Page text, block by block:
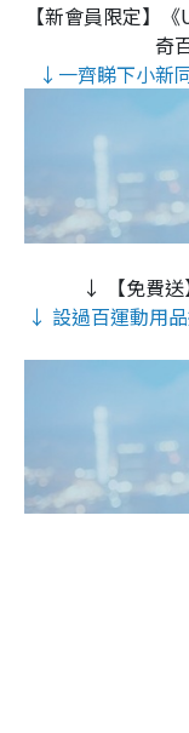
【新會員限定】
奇
↓一齊睇下小新
↓ 【免費
↓ 設過百運動用